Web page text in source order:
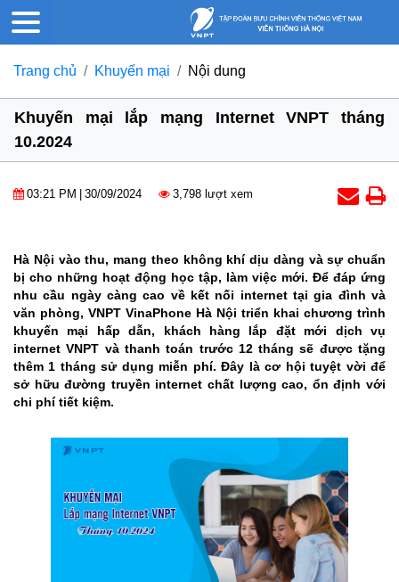
Trang chủ Khuyến mại Nội dung
Khuyến mại lắp mạng Internet VNPT tháng
10.2024
03:21 PM 30/09/2024 3,798 lượt xem
Hà Nội vào thu, mang theo không khí dịu dàng và sự chuẩn
bị cho những hoạt động học tập, làm việc mới. Để đáp ứng
nhu cầu ngày càng cao về kết nối internet tại gia đình và
văn phòng, VNPT VinaPhone Hà Nội triển khai chương trình
khuyến mại hấp dẫn, khách hàng lắp đặt mới dịch vụ
internet VNPT và thanh toán trước 12 tháng sẽ được tặng
thêm 1 tháng sử dụng miễn phí. Đây là cơ hội tuyệt vời để
sở hữu đường truyền internet chất lượng cao, ổn định với
chi phí tiết kiệm.